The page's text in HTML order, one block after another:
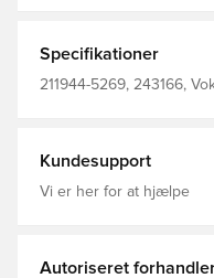
holder dig nedkølet,
den kan bruges igen og
Specifikationer
211944-5269, 243166,
Kundesupport
Vi er her for at hjælpe
Autoriseret